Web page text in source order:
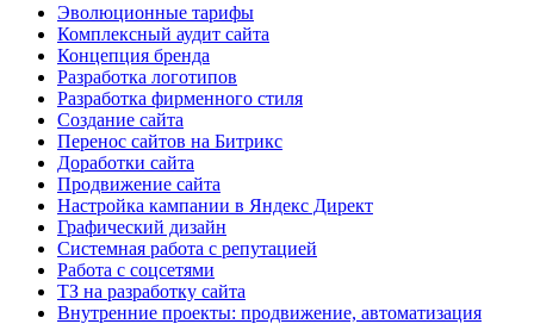
Эволюционные тарифы
Комплексный аудит сайта
Концепция бренда
Разработка логотипов
Разработка фирменного стиля
Создание сайта
Перенос сайтов на Битрикс
Доработки сайта
Продвижение сайта
Настройка кампании в Яндекс Директ
Графический дизайн
Системная работа с репутацией
Работа с соцсетями
ТЗ на разработку сайта
Внутренние проекты: продвижение, автоматизация